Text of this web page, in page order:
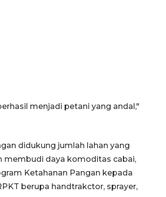
menjadi petani yang andal,"
didukung jumlah lahan yang
membudi daya komoditas cabai,
Ketahanan Pangan kepada
berupa handtrakctor, sprayer,
Banjir bandang terjadi di
Kepulauan Sitaro, warga cari
korban hilang